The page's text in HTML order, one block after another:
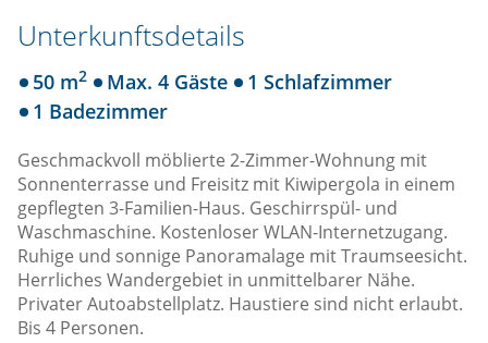
Unterkunftsdetails
50 m2 Max. 4 Gäste
1 Schlafzimmer
1 Badezimmer
Geschmackvoll möblierte 2-Zimmer-Wohnung mit
Sonnenterrasse und Freisitz mit Kiwipergola in einem
gepflegten 3-Familien-Haus. Geschirrspül- und
Waschmaschine. Kostenloser WLAN-Internetzugang.
Ruhige und sonnige Panoramalage mit Traumseesicht.
Herrliches Wandergebiet in unmittelbarer Nähe.
Privater Autoabstellplatz. Haustiere sind nicht erlaubt.
Bis 4 Personen.